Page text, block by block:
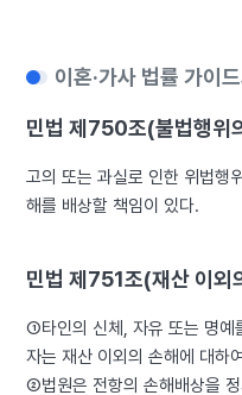
이혼·가사 법률 가이
민법 제750조(불법행위
고의 또는 과실로 인한 위법행
해를 배상할 책임이 있다.
민법 제751조(재산 이외
①타인의 신체, 자유 또는 명예
자는 재산 이외의 손해에 대하
②법원은 전항의 손해배상을